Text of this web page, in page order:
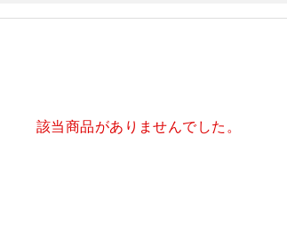
該当商品がありませんでした。